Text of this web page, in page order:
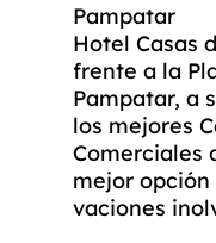
Pampatar
Hotel Casas
frente a la
Pampatar, a
los mejores
Comerciales
mejor opción
vaciones